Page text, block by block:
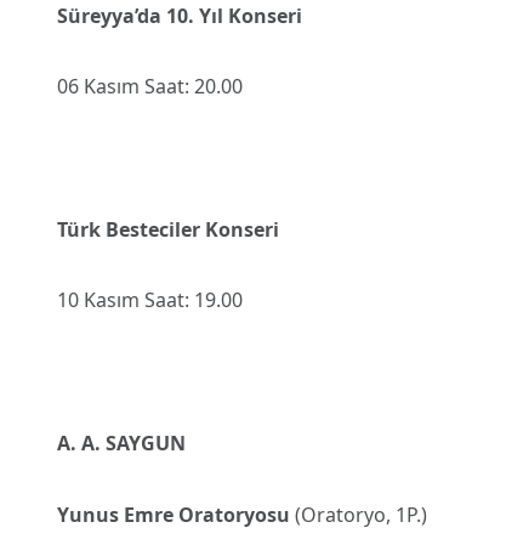
Süreyya’da 10. Yıl Konseri
06 Kasım Saat: 20.00
Türk Besteciler Konseri
10 Kasım Saat: 19.00
A. A. SAYGUN
Yunus Emre Oratoryosu (Oratoryo, 1P.)